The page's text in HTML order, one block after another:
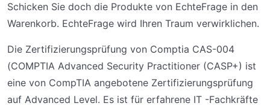
Schicken Sie doch die Produkte von EchteFrage in den
Warenkorb. EchteFrage wird Ihren Traum verwirklichen.
Die Zertifizierungsprüfung von Comptia CAS-004
(COMPTIA Advanced Security Practitioner (CASP+) ist
eine von CompTIA angebotene Zertifizierungsprüfung
auf Advanced Level. Es ist für erfahrene IT -Fachkräfte